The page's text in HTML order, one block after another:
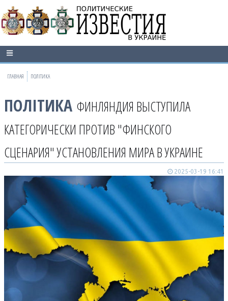
ГЛАВНАЯ ПОЛІТИКА
ПОЛІТИКА ФИНЛЯНДИЯ ВЫСТУПИЛА
КАТЕГОРИЧЕСКИ ПРОТИВ "ФИНСКОГО
СЦЕНАРИЯ" УСТАНОВЛЕНИЯ МИРА В УКРАИНЕ
2025-03-19 16:41